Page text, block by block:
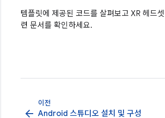
템플릿에 제공된 코드를 살펴보고 XR 헤드
련 문서를 확인하세요.
이전
arrow_back Android 스튜디오 설치 및 구성